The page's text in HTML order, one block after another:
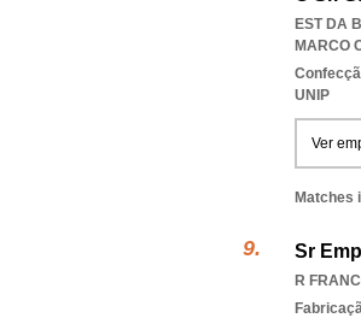
EST DA
MARCO
UNIP
Ver
Matches
Sr
R